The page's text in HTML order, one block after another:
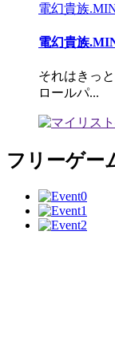
電幻貴族
電幻貴族
それはきっ
ロールパ...
フリーゲー